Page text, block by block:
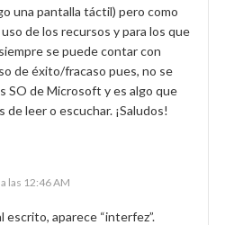
una pantalla táctil) pero como
de los recursos y para los que
se puede contar con
de éxito/fracaso pues, no se
SO de Microsoft y es algo que
leer o escuchar. ¡Saludos!
las 12:46 AM
escrito, aparece “interfez”.